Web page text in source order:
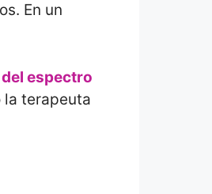
En un
espectro
la terapeuta